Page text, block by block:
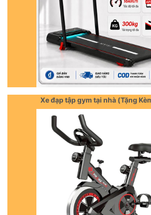
Xe đạp tập gym tại nhà (Tặng